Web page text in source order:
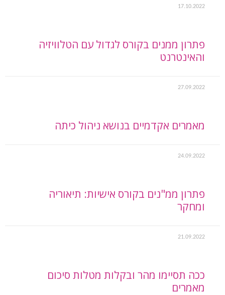
17.10.2022
פתרון ממנים בקורס לגדול עם הטלוויזיה
והאינטרנט
27.09.2022
מאמרים אקדמיים בנושא ניהול כיתה
24.09.2022
פתרון ממ"נים בקורס אישיות: תיאוריה
ומחקר
21.09.2022
ככה תסיימו מהר ובקלות מטלות סיכום
מאמרים